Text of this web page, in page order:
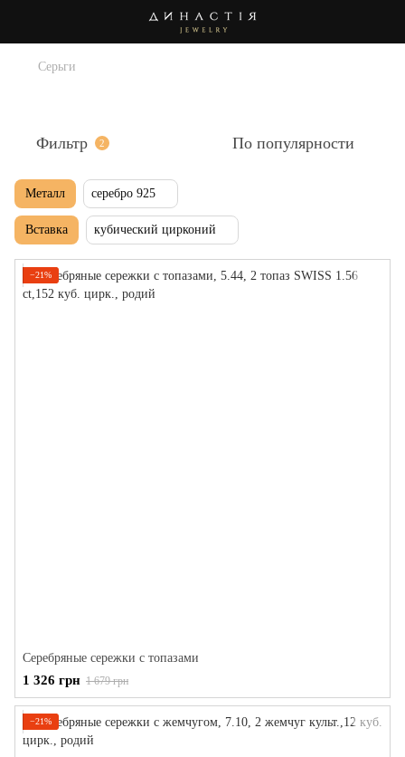
Серьги
Фильтр 2 По популярности
Металл серебро 925
Вставка кубический цирконий
−21%
Серебряные сережки с топазами
1 326 грн 1 679 грн
−21%